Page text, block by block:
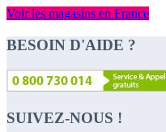
Voir les magasins en France
BESOIN D'AIDE ?
SUIVEZ-NOUS !